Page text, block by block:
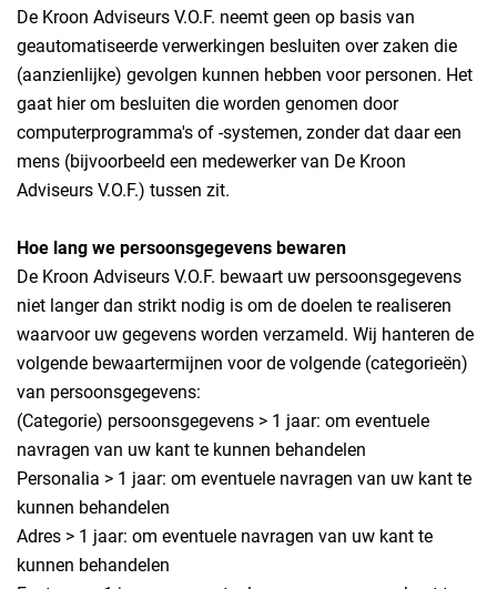
De Kroon Adviseurs V.O.F. neemt geen op basis van
geautomatiseerde verwerkingen besluiten over zaken die
(aanzienlijke) gevolgen kunnen hebben voor personen. Het
gaat hier om besluiten die worden genomen door
computerprogramma's of -systemen, zonder dat daar een
mens (bijvoorbeeld een medewerker van De Kroon
Adviseurs V.O.F.) tussen zit.
Hoe lang we persoonsgegevens bewaren
De Kroon Adviseurs V.O.F. bewaart uw persoonsgegevens
niet langer dan strikt nodig is om de doelen te realiseren
waarvoor uw gegevens worden verzameld. Wij hanteren de
volgende bewaartermijnen voor de volgende (categorieën)
van persoonsgegevens:
(Categorie) persoonsgegevens > 1 jaar: om eventuele
navragen van uw kant te kunnen behandelen
Personalia > 1 jaar: om eventuele navragen van uw kant te
kunnen behandelen
Adres > 1 jaar: om eventuele navragen van uw kant te
kunnen behandelen